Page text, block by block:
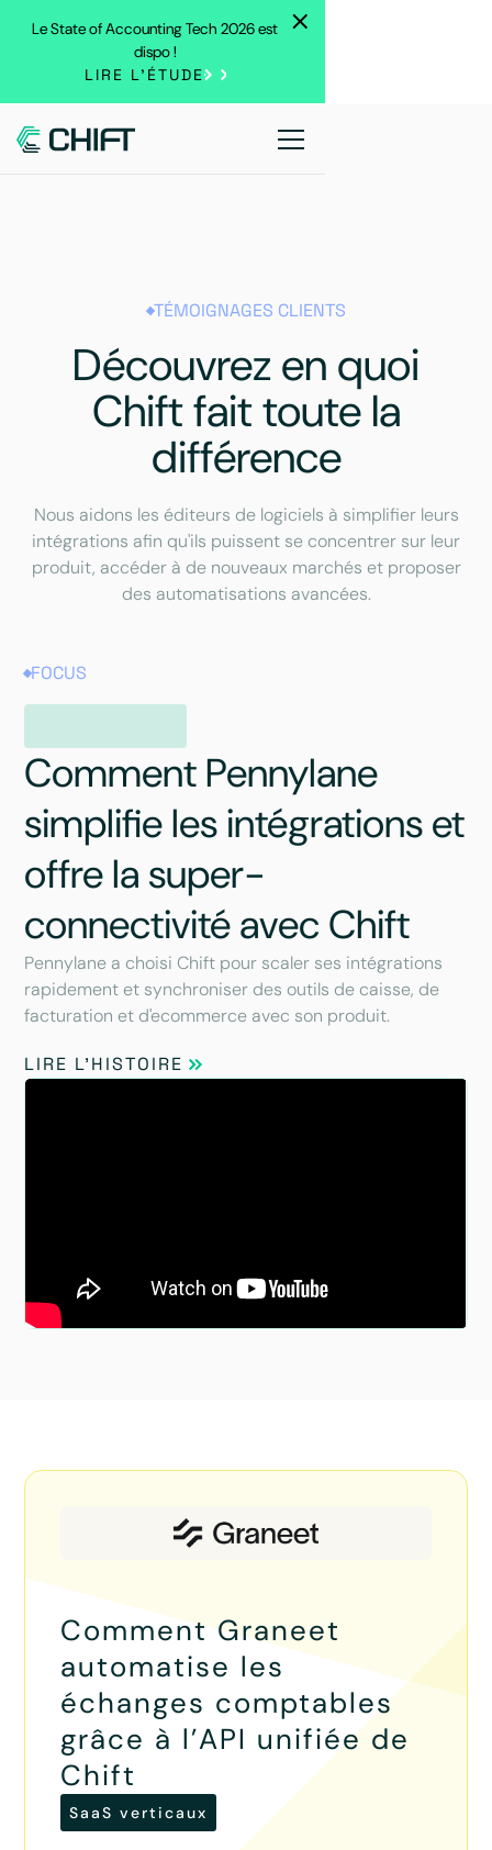
Le State of Accounting Tech 2026 est
dispo !
LIRE L'ÉTUDE
TÉMOIGNAGES CLIENTS
Découvrez en quoi
Chift fait toute la
différence
Nous aidons les éditeurs de logiciels à simplifier leurs
intégrations afin qu'ils puissent se concentrer sur leur
produit, accéder à de nouveaux marchés et proposer
des automatisations avancées.
FOCUS
Comment Pennylane
simplifie les intégrations et
offre la super-
connectivité avec Chift
Pennylane a choisi Chift pour scaler ses intégrations
rapidement et synchroniser des outils de caisse, de
facturation et d'ecommerce avec son produit.
LIRE L'HISTOIRE
Comment Graneet
automatise les
échanges comptables
grâce à l’API unifiée de
Chift
SaaS verticaux